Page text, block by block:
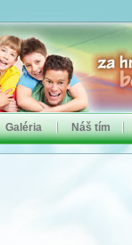
Galéria Náš tím